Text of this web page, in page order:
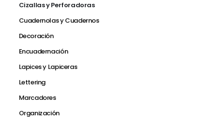
Cizallas y Perforadoras
Cuadernolas y Cuadernos
Decoración
Encuadernación
Lapices y Lapiceras
Lettering
Marcadores
Organización